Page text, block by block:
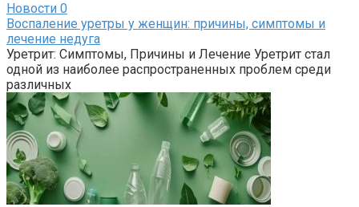
Новости 0
Воспаление уретры у женщин: причины, симптомы и
лечение недуга
Уретрит: Симптомы, Причины и Лечение Уретрит стал
одной из наиболее распространенных проблем среди
различных